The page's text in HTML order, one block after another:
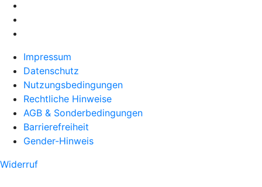
Impressum
Datenschutz
Nutzungsbedingungen
Rechtliche Hinweise
AGB & Sonderbedingungen
Barrierefreiheit
Gender-Hinweis
Widerruf